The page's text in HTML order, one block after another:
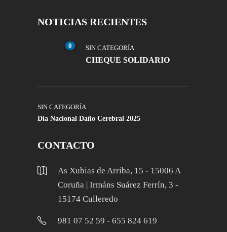
NOTICIAS RECIENTES
0 SIN CATEGORÍA
CHEQUE SOLIDARIO
SIN CATEGORÍA
Día Nacional Daño Cerebral 2025
CONTACTO
As Xubias de Arriba, 15 - 15006 A
Coruña | Irmáns Suárez Ferrín, 3 -
15174 Culleredo
981 07 52 59 - 655 824 619